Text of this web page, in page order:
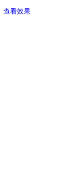
查看效果